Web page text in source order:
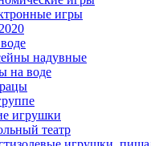
игры
надувные
на воде
игрушки
театр